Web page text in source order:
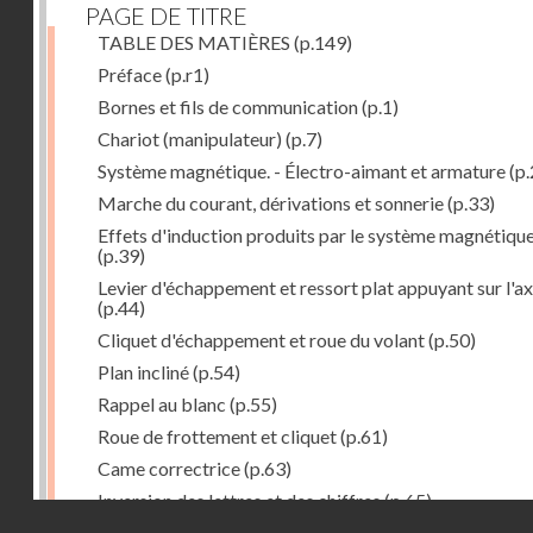
PAGE DE TITRE
TABLE DES MATIÈRES (p.149)
Préface(p.r1)
Bornes et fils de communication(p.1)
Chariot (manipulateur) (p.7)
Système magnétique. - Électro-aimant et armature
Marche du courant, dérivations et sonnerie(p.33)
Effets d'induction produits par le système
(p.39)
Levier d'échappement et ressort plat appuyant sur
(p.44)
Cliquet d'échappement et roue du volant(p.50)
Plan incliné(p.54)
Rappel au blanc (p.55)
Roue de frottement et cliquet(p.61)
Came correctrice(p.63)
Inversion des lettres et des chiffres(p.65)